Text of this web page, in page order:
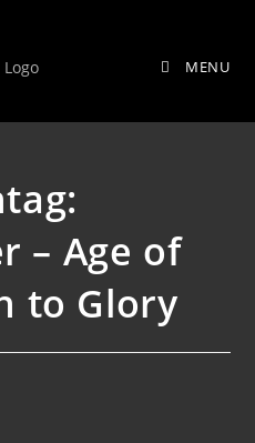
MENU
– Age of
to Glory